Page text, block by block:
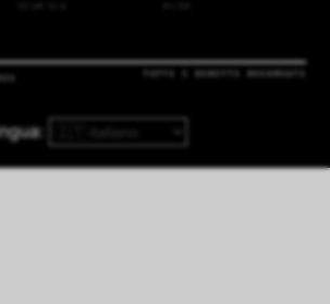
TUTTI I DIRITTI RISERVATI
: